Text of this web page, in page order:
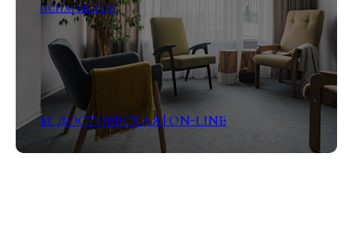
ПСИХОЛОГОВ
М. ДОСТОЕВСКАЯ | ON-LINE